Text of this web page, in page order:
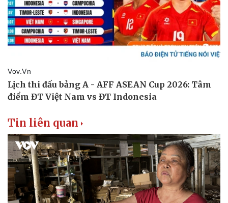
Doanh nghiệp
Doanh nghiệp 24h
Doanh nhân
Vì cộng đồng
Công nghệ
Trải nghiệm
Chuyển đổi số
Tin liên quan